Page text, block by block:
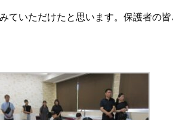
ていただけたと思います。保護者の